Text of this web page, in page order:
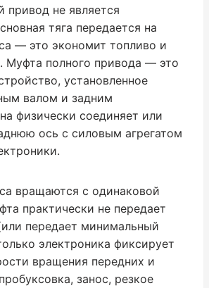
привод не является
тяга передается на
— это экономит топливо и
Муфта полного привода — это
установленное
валом и задним
физически соединяет или
ось с силовым агрегатом
вращаются с одинаковой
практически не передает
передает минимальный
электроника фиксирует
вращения передних и
занос, резкое